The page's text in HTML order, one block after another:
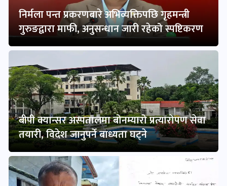
निर्मला पन्त प्रकरणबारे अभिव्यक्तिपछि गृहमन्त्री
गुरुङद्वारा माफी, अनुसन्धान जारी रहेको स्पष्टिकरण
बीपी क्यान्सर अस्पतालमा बोनम्यारो प्रत्यारोपण सेवा
तयारी, विदेश जानुपर्ने बाध्यता घट्ने